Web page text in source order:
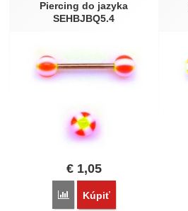
Nebola pridaná žiadna
Piercing do jazyka
SEHBJBQ5.4
€ 1,05
Porovnať
Kúpiť